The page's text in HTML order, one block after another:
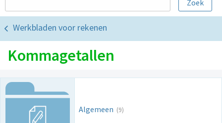
Werkbladen voor rekenen
Kommagetallen
Algemeen (9)